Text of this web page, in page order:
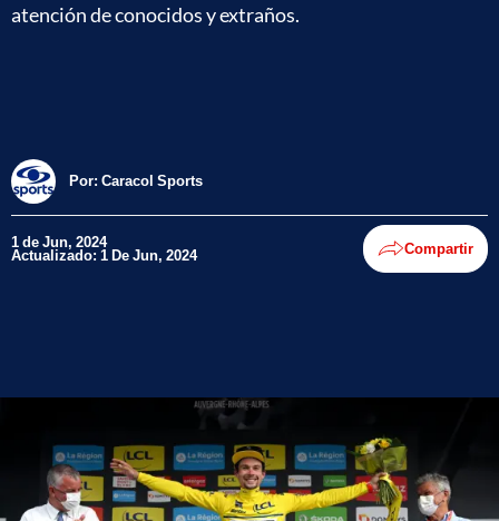
atención de conocidos y extraños.
Por: Caracol Sports
1 de Jun, 2024
Actualizado: 1 De Jun, 2024 Compartir